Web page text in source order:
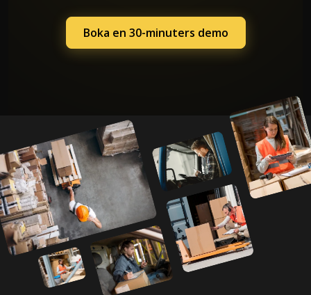
Boka en 30-minuters demo